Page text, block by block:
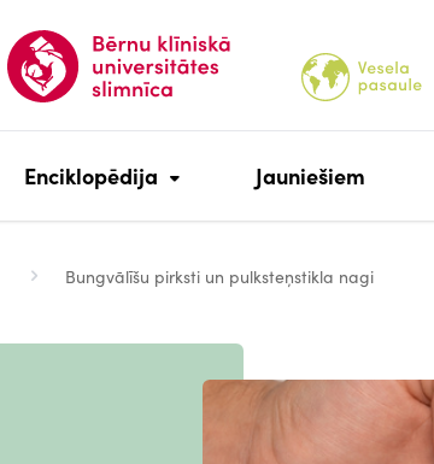
Enciklopēdija Jauniešiem
Bungvālīšu pirksti un pulksteņstikla nagi
Attēls